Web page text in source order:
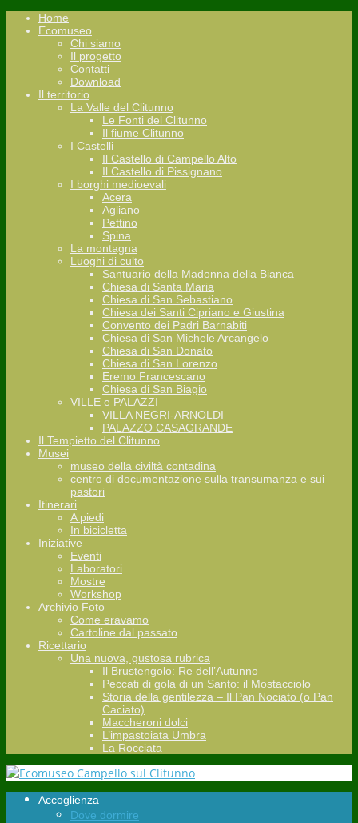
Home
Ecomuseo
Chi siamo
Il progetto
Contatti
Download
Il territorio
La Valle del Clitunno
Le Fonti del Clitunno
Il fiume Clitunno
I Castelli
Il Castello di Campello Alto
Il Castello di Pissignano
I borghi medioevali
Acera
Agliano
Pettino
Spina
La montagna
Luoghi di culto
Santuario della Madonna della Bianca
Chiesa di Santa Maria
Chiesa di San Sebastiano
Chiesa dei Santi Cipriano e Giustina
Convento dei Padri Barnabiti
Chiesa di San Michele Arcangelo
Chiesa di San Donato
Chiesa di San Lorenzo
Eremo Francescano
Chiesa di San Biagio
VILLE e PALAZZI
VILLA NEGRI-ARNOLDI
PALAZZO CASAGRANDE
Il Tempietto del Clitunno
Musei
museo della civiltà contadina
centro di documentazione sulla transumanza e sui
pastori
Itinerari
A piedi
In bicicletta
Iniziative
Eventi
Laboratori
Mostre
Workshop
Archivio Foto
Come eravamo
Cartoline dal passato
Ricettario
Una nuova, gustosa rubrica
Il Brustengolo: Re dell’Autunno
Peccati di gola di un Santo: il Mostacciolo
Storia della gentilezza – Il Pan Nociato (o Pan
Caciato)
Maccheroni dolci
L’impastoiata Umbra
La Rocciata
Accoglienza
Dove dormire